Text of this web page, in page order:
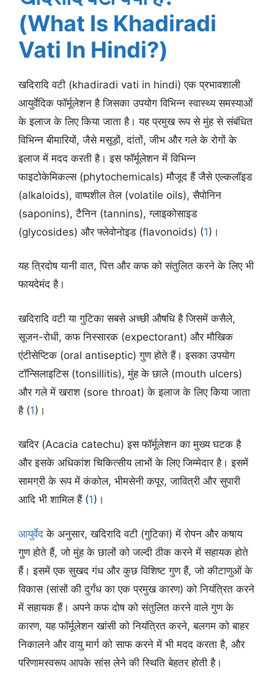
(What Is Khadiradi
Vati In Hindi?)
खदिरादि वटी (khadiradi vati in hindi) एक प्रभावशाली
आयुर्वेदिक फॉर्मूलेशन है जिसका उपयोग विभिन्न स्वास्थ्य समस्याओं
के इलाज के लिए किया जाता है। यह प्रमुख रूप से मुंह से संबंधित
विभिन्न बीमारियों, जैसे मसूड़ों, दांतों, जीभ और गले के रोगों के
इलाज में मदद करती है। इस फॉर्मूलेशन में विभिन्न
फाइटोकेमिकल्स (phytochemicals) मौजूद हैं जैसे एल्कलॉइड
(alkaloids), वाष्पशील तेल (volatile oils), सैपोनिन
(saponins), टैनिन (tannins), ग्लाइकोसाइड
(glycosides) और फ्लेवोनोइड (flavonoids) (1)।
यह त्रिदोष यानी वात, पित्त और कफ को संतुलित करने के लिए भी
फायदेमंद है।
खदिरादि वटी या गुटिका सबसे अच्छी औषधि है जिसमें कसैले,
सूजन-रोधी, कफ निस्सारक (expectorant) और मौखिक
एंटीसेप्टिक (oral antiseptic) गुण होते हैं। इसका उपयोग
टॉन्सिलाइटिस (tonsillitis), मुंह के छाले (mouth ulcers)
और गले में खराश (sore throat) के इलाज के लिए किया जाता
है (1)।
खदिर (Acacia catechu) इस फॉर्मूलेशन का मुख्य घटक है
और इसके अधिकांश चिकित्सीय लाभों के लिए जिम्मेदार है। इसमें
सामग्री के रूप में कंकोल, भीमसेनी कपूर, जावित्री और सुपारी
आदि भी शामिल हैं (1)।
आयुर्वेदके अनुसार, खदिरादि वटी (गुटिका) में रोपन और कषाय
गुण होते हैं, जो मुंह के छालों को जल्दी ठीक करने में सहायक होते
हैं। इसमें एक सुखद गंध और कुछ विशिष्ट गुण हैं, जो कीटाणुओं के
विकास (सांसों की दुर्गंध का एक प्रमुख कारण) को नियंत्रित करने
में सहायक हैं। अपने कफ दोष को संतुलित करने वाले गुण के
कारण, यह फॉर्मूलेशन खांसी को नियंत्रित करने, बलगम को बाहर
निकालने और वायु मार्ग को साफ करने में भी मदद करता है, और
परिणामस्वरूप आपके सांस लेने की स्थिति बेहतर होती है।